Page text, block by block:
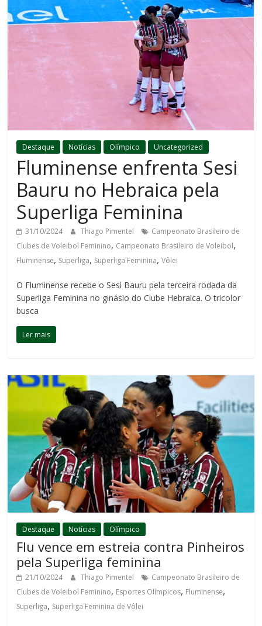
Destaque Notícias Olímpico Uncategorized
Fluminense enfrenta Sesi
Bauru no Hebraica pela
Superliga Feminina
31/10/2024 Thiago Pimentel
Campeonato Brasileiro de
Clubes de Voleibol Feminino, Campeonato Brasileiro de Voleibol,
Fluminense, Superliga, Superliga Feminina,Vôlei
O Fluminense recebe o Sesi Bauru pela terceira rodada da
Superliga Feminina no ginásio do Clube Hebraica. O tricolor
busca
Ler mais
Destaque Notícias Olímpico
Flu vence em estreia contra Pinheiros
pela Superliga feminina
21/10/2024 Thiago Pimentel
Campeonato Brasileiro de
Clubes de Voleibol Feminino, Esportes Olímpicos, Fluminense,
Superliga, Superliga Feminina de Vôlei